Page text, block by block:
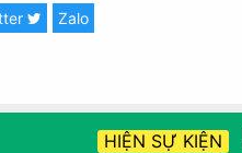
Zalo
HIỆN SỰ KIỆN